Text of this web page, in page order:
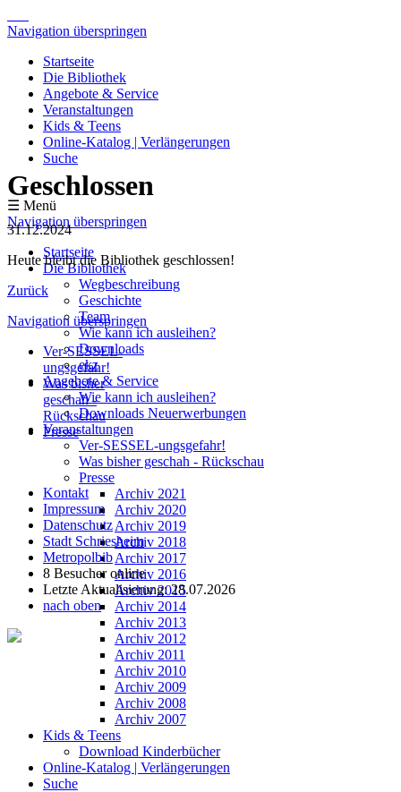
Navigation überspringen
Startseite
Die Bibliothek
Angebote & Service
Veranstaltungen
Kids & Teens
Online-Katalog | Verlängerungen
Suche
☰ Menü
Navigation überspringen
Startseite
Die Bibliothek
Wegbeschreibung
Geschichte
Team
Wie kann ich ausleihen?
Downloads
ekz
Angebote & Service
Wie kann ich ausleihen?
Downloads Neuerwerbungen
Veranstaltungen
Ver-SESSEL-ungsgefahr!
Was bisher geschah - Rückschau
Presse
Archiv 2021
Archiv 2020
Archiv 2019
Archiv 2018
Archiv 2017
Archiv 2016
Archiv 2015
Archiv 2014
Archiv 2013
Archiv 2012
Archiv 2011
Archiv 2010
Archiv 2009
Archiv 2008
Archiv 2007
Kids & Teens
Download Kinderbücher
Online-Katalog | Verlängerungen
Suche
Geschlossen
31.12.2024
Heute bleibt die Bibliothek geschlossen!
Zurück
Navigation überspringen
Ver-SESSEL-
ungsgefahr!
Was bisher
geschah -
Rückschau
Presse
Kontakt
Impressum
Datenschutz
Stadt Schriesheim
Metropolbib
8 Besucher online
Letzte Aktualisierung: 28.07.2026
nach oben